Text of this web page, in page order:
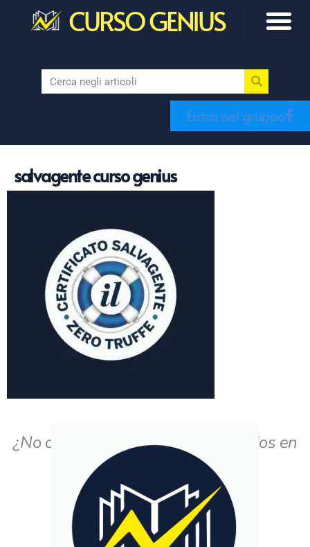
CURSO GENIUS
Entra nel gruppo
salvagente curso genius
¿No obtiene los resultados deseados en
el estudio?